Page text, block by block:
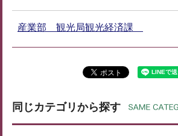
産業部 観光局観光経済課
同じカテゴリから探す